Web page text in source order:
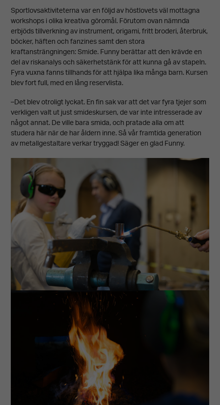
Sportlovsaktiviteterna var en följd av höstlovets väl mottagna
workshops i olika kreativa göromål. Förutom ovan nämnda
erbjöds tillverkning av instrument, origami, fritt broderi, återbruk,
böcker, häften och fanzines samt den stora
kraftansträngningen: Smide. Funny berättar att den krävde en
del av riskanalys och säkerhetstänk för att kunna gå av stapeln.
Fyra vuxna fanns tillhands för att hjälpa lika många barn. Kursen
blev fort full, med en lång reservlista.
–Det blev otroligt lyckat. En fin sak var att det var fyra tjejer som
verkligen valt ut just smideskursen, de var inte intresserade av
något annat. De ville bara smida, och pratade alla om att
studera här när de har åldern inne. Så vår framtida generation
av metallgestaltare verkar tryggad! Säger en glad Funny.